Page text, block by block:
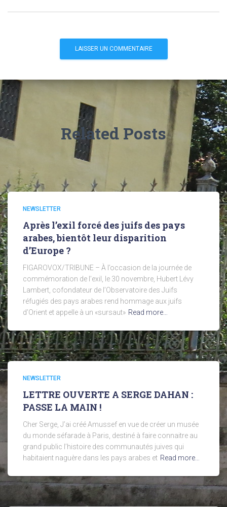
Related Posts
NEWSLETTER
Après l’exil forcé des juifs des pays
arabes, bientôt leur disparition
d’Europe ?
FIGAROVOX/TRIBUNE – À l’occasion de la journée de
commémoration de l’exil, le 30 novembre, Hubert Lévy
Lambert, cofondateur de l’Observatoire des Juifs
réfugiés des pays arabes rend hommage aux juifs
d’Orient et appelle à un «sursaut» Read more…
NEWSLETTER
LETTRE OUVERTE A SERGE DAHAN :
PASSE LA MAIN !
Cher Serge, J’ai créé Amussef en vue de créer un musée
du monde séfarade à Paris, destiné à faire connaitre au
grand public l’histoire des communautés juives qui
habitaient naguère dans les pays arabes et Read more…